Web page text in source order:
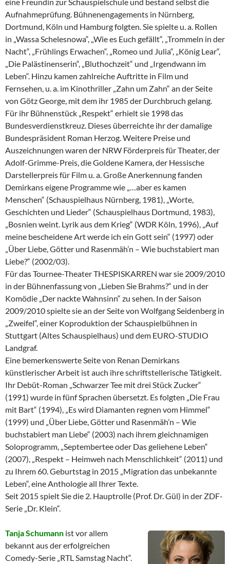
Aufnahmeprüfung. Bühnenengagements in Nürnberg,
Dortmund, Köln und Hamburg folgten. Sie spielte u. a. Rollen
in „Wassa Schelesnowa“, „Wie es Euch gefällt“, „Trommeln in der
Nacht“, „Frühlings Erwachen“, „Romeo und Julia“, „König Lear“,
„Die Palästinenserin“, „Bluthochzeit“ und „Irgendwann im
Leben“. Hinzu kamen zahlreiche Auftritte in Film und
Fernsehen, u. a. im Kinothriller „Zahn um Zahn“ an der Seite
von Götz George, mit dem ihr 1985 der Durchbruch gelang.
Für ihr Bühnenstück „Respekt“ erhielt sie 1998 das
Bundesverdienstkreuz. Dieses überreichte ihr der damalige
Bundespräsident Roman Herzog. Weitere Preise und
Auszeichnungen waren der NRW Förderpreis für Theater, der
Adolf-Grimme-Preis, die Goldene Kamera, der Hessische
Darstellerpreis für Film u. a. Große Anerkennung fanden
Demirkans eigene Programme wie „…aber es kamen
Menschen“ (Schauspielhaus Nürnberg, 1981), „Worte,
Geschichten und Lieder“ (Schauspielhaus Dortmund, 1983),
„Bosnien weint. Lyrik aus dem Krieg“ (WDR Köln, 1996), „Auf
meine bescheidene Art werde ich ein Gott sein“ (1997) oder
„Über Liebe, Götter und Rasenmäh’n – Wie buchstabiert man
Liebe?“ (2002/03).
Für das Tournee-Theater THESPISKARREN war sie 2009/2010
in der Bühnenfassung von „Lieben Sie Brahms?“ und in der
Komödie „Der nackte Wahnsinn“ zu sehen. In der Saison
2009/2010 spielte sie an der Seite von Wolfgang Seidenberg in
„Zweifel“, einer Koproduktion der Schauspielbühnen in
Stuttgart (Altes Schauspielhaus) und dem EURO-STUDIO
Landgraf.
Eine bemerkenswerte Seite von Renan Demirkans
künstlerischer Arbeit ist auch ihre schriftstellerische Tätigkeit.
Ihr Debüt-Roman „Schwarzer Tee mit drei Stück Zucker“
(1991) wurde in fünf Sprachen übersetzt. Es folgten „Die Frau
mit Bart“ (1994), „Es wird Diamanten regnen vom Himmel“
(1999) und „Über Liebe, Götter und Rasenmäh’n – Wie
buchstabiert man Liebe“ (2003) nach ihrem gleichnamigen
Soloprogramm, „Septembertee oder Das geliehene Leben“
(2007), „Respekt – Heimweh nach Menschlichkeit“ (2011) und
zu Ihrem 60. Geburtstag in 2015 „Migration das unbekannte
Leben“, eine Anthologie all Ihrer Texte.
Seit 2015 spielt Sie die 2. Hauptrolle (Prof. Dr. Gül) in der ZDF-
Serie „Dr. Klein“.
Tanja Schumann ist vor allem
bekannt aus der erfolgreichen
Comedy-Serie „RTL Samstag Nacht“.